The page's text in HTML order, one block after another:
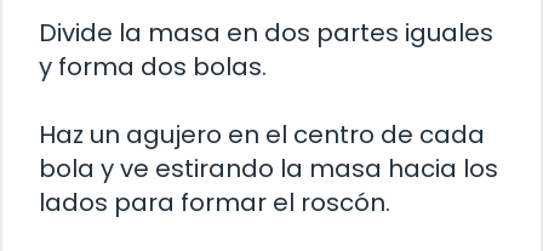
Divide la masa en dos partes iguales
y forma dos bolas.
Haz un agujero en el centro de cada
bola y ve estirando la masa hacia los
lados para formar el roscón.